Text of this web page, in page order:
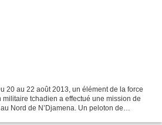
20 au 22 août 2013, un élément de la force
tchadien a effectué une mission de
Nord de N’Djamena. Un peloton de